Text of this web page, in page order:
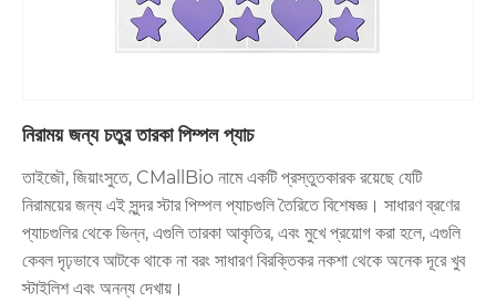
নিরাময় জন্য চতুর তারকা পিম্পল প্যাচ
তাইজৌ, জিয়াংসুতে, CMallBio নামে একটি প্রস্তুতকারক রয়েছে যেটি
নিরাময়ের জন্য এই সুন্দর স্টার পিম্পল প্যাচগুলি তৈরিতে বিশেষজ্ঞ। সাধারণ ব্রণের
প্যাচগুলির থেকে ভিন্ন, এগুলি তারকা আকৃতির, এবং মুখে প্রয়োগ করা হলে, এগুলি
কেবল দৃঢ়ভাবে আটকে থাকে না বরং সাধারণ বিরক্তিকর নকশা থেকে অনেক দূরে খুব
স্টাইলিশ এবং অনন্য দেখায়।